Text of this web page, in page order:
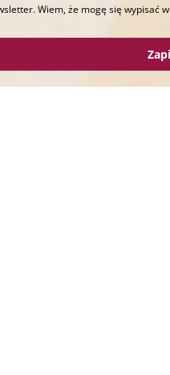
Wiem, że mogę się wypisać